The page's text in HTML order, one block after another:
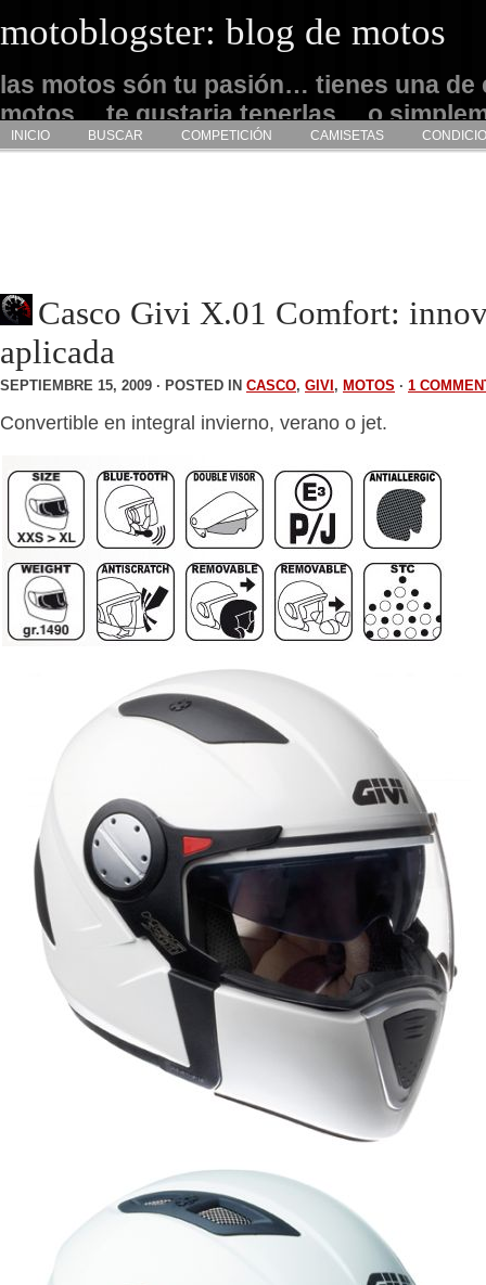
motoblogster: blog de motos
las motos són tu pasión… tienes una de
motos… te gustaria tenerlas… o
admirarlas… este es tu sitio
INICIO BUSCAR COMPETICIÓN CAMISETAS
Casco Givi X.01 Comfort:
aplicada
SEPTIEMBRE 15, 2009 · POSTED IN CASCO, GIVI , MOTOS · 1
Convertible en integral invierno, verano o jet.